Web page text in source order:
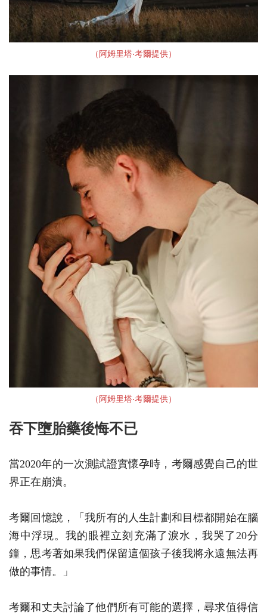
（阿姆⾥塔‧考爾提供）
（阿姆⾥塔‧考爾提供）
吞下墮胎藥後悔不已
當2020年的一次測試證實懷孕時，考爾感覺自己的世
界正在崩潰。
考爾回憶說，「我所有的人生計劃和目標都開始在腦
海中浮現。我的眼裡立刻充滿了淚水，我哭了20分
鐘，思考著如果我們保留這個孩子後我將永遠無法再
做的事情。」
考爾和丈夫討論了他們所有可能的選擇，尋求值得信